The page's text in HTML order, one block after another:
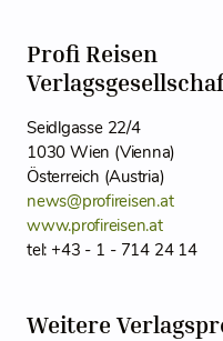
Profi Reisen
Seidlgasse 22/4
1030 Wien (Vienna)
Österreich (Austria)
news@profireisen.at
www.profireisen.at
tel: +43 - 1 - 714 24 14
Weitere